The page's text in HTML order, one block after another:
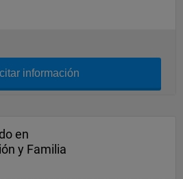
información
en
y Familia